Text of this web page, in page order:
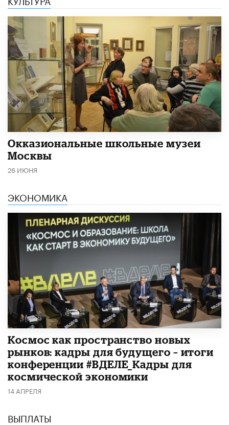
​Окказиональные школьные музеи
Москвы
26 ИЮНЯ
ЭКОНОМИКА
Космос как пространство новых
рынков: кадры для будущего – итоги
конференции #ВДЕЛЕ_Кадры для
космической экономики
14 АПРЕЛЯ
ВЫПЛАТЫ